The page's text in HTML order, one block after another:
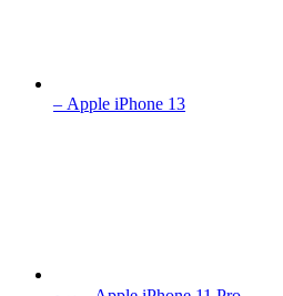
– Apple iPhone 13